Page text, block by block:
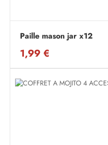
Paille mason jar x12
1,99 €